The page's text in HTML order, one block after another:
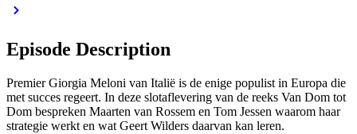
Episode Description
Premier Giorgia Meloni van Italië is de enige populist in Europa die
met succes regeert. In deze slotaflevering van de reeks Van Dom tot
Dom bespreken Maarten van Rossem en Tom Jessen waarom haar
strategie werkt en wat Geert Wilders daarvan kan leren.